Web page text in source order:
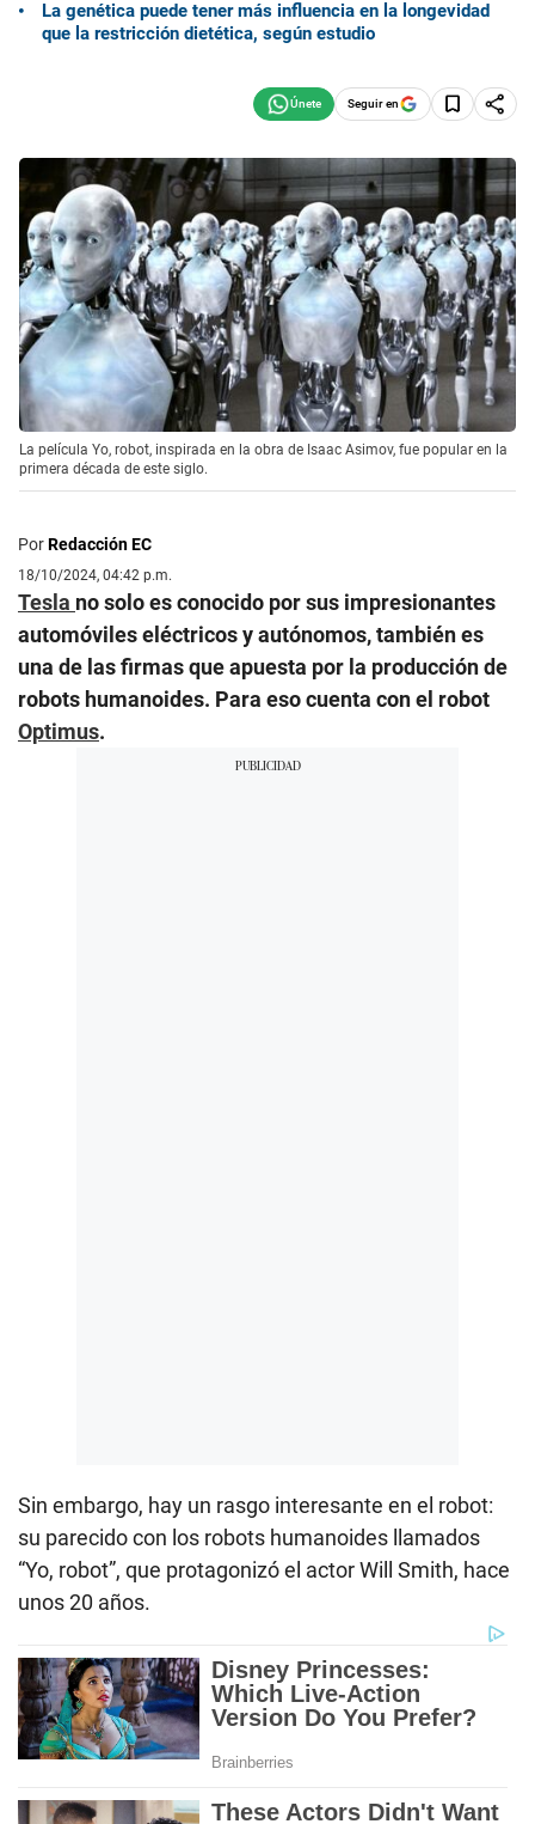
La genética puede tener más influencia en la longevidad
que la restricción dietética, según estudio
Seguir en
La película Yo, robot, inspirada en la obra de Isaac Asimov, fue popular en la
primera década de este siglo.
PorRedacción EC
18/10/2024, 04:42 p.m.
Tesla no solo es conocido por sus impresionantes
automóviles eléctricos y autónomos, también es
una de las firmas que apuesta por la producción de
robots humanoides. Para eso cuenta con el robot
Optimus.
Sin embargo, hay un rasgo interesante en el robot:
su parecido con los robots humanoides llamados
“Yo, robot”, que protagonizó el actor Will Smith, hace
unos 20 años.